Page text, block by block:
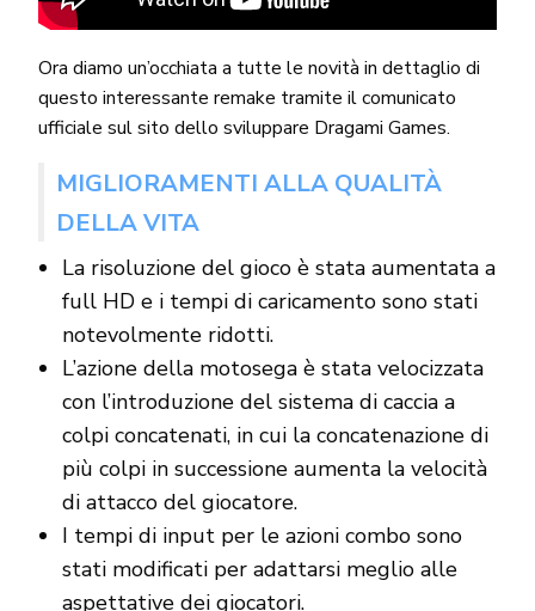
Ora diamo un’occhiata a tutte le novità in dettaglio di
questo interessante remake tramite il comunicato
ufficiale sul sito dello sviluppare Dragami Games.
MIGLIORAMENTI ALLA QUALITÀ
DELLA VITA
La risoluzione del gioco è stata aumentata a
full HD e i tempi di caricamento sono stati
notevolmente ridotti.
L’azione della motosega è stata velocizzata
con l’introduzione del sistema di caccia a
colpi concatenati, in cui la concatenazione di
più colpi in successione aumenta la velocità
di attacco del giocatore.
I tempi di input per le azioni combo sono
stati modificati per adattarsi meglio alle
aspettative dei giocatori.